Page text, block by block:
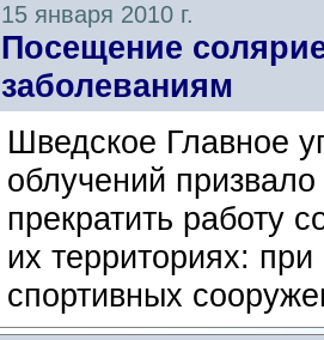
15 января 2010 г.
Посещение
заболеваниям
Шведское Главное
облучений
прекратить работу
их территориях:
спортивных